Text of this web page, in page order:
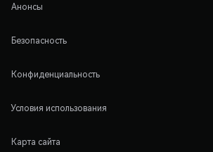
Анонсы
Безопасность
Конфиденциальность
Условия использования
Карта сайта